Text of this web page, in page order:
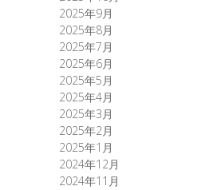
2025年9月
2025年8月
2025年7月
2025年6月
2025年5月
2025年4月
2025年3月
2025年2月
2025年1月
2024年12月
2024年11月